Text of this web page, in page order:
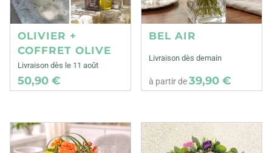
OLIVIER +
COFFRET OLIVE
Livraison dès le 11 août
50,90 €
BEL AIR
Livraison dès demain
à partir de39,90 €